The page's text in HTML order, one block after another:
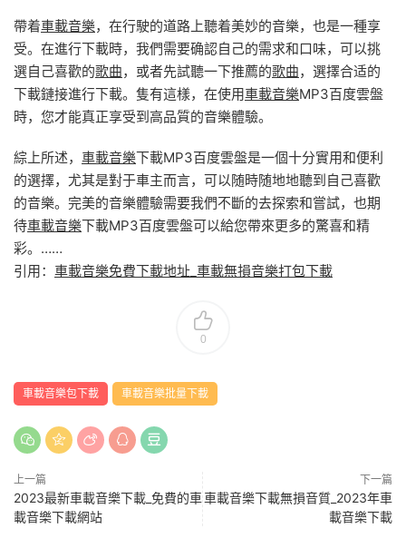
帶着車載音樂，在行駛的道路上聽着美妙的音樂，也是一種享
受。在進行下載時，我們需要确認自己的需求和口味，可以挑
選自己喜歡的歌曲，或者先試聽一下推薦的歌曲，選擇合适的
下載鏈接進行下載。隻有這樣，在使用車載音樂MP3百度雲盤
時，您才能真正享受到高品質的音樂體驗。
綜上所述， 車載音樂下載MP3百度雲盤是一個十分實用和便利
的選擇，尤其是對于車主而言，可以随時随地地聽到自己喜歡
的音樂。完美的音樂體驗需要我們不斷的去探索和嘗試，也期
待車載音樂下載MP3百度雲盤可以給您帶來更多的驚喜和精
彩。……
引用： 車載音樂免費下載地址_車載無損音樂打包下載
0
車載音樂包下載 車載音樂批量下載
上一篇
2023最新車載音樂下載_免費的車
載音樂下載網站
下一篇
車載音樂下載無損音質_2023年車
載音樂下載